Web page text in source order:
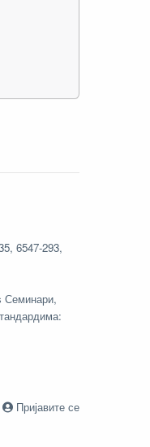
6547-293,
Семинари,
Пријавите се